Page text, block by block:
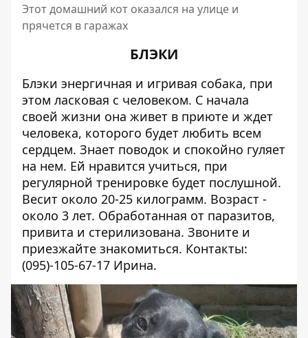
Этот домашний кот оказался на улице и
прячется в гаражах
БЛЭКИ
Блэки энергичная и игривая собака, при
этом ласковая с человеком. С начала
своей жизни она живет в приюте и ждет
человека, которого будет любить всем
сердцем. Знает поводок и спокойно гуляет
на нем. Ей нравится учиться, при
регулярной тренировке будет послушной.
Весит около 20-25 килограмм. Возраст -
около 3 лет. Обработанная от паразитов,
привита и стерилизована. Звоните и
приезжайте знакомиться. Контакты:
(095)-105-67-17 Ирина.